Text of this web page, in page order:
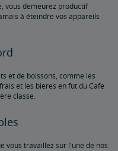
vous demeurez productif
à éteindre vos appareils
et de boissons, comme les
et les bières en fût du Cafe
classe.
vous travaillez sur l'une de nos